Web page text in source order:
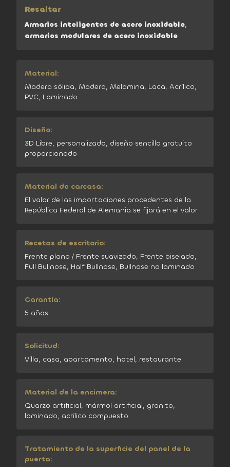
Resaltar
Armarios inteligentes de acero inoxidable,
armarios modulares de acero inoxidable
Material:
Madera sólida, Madera, Melamina, Laca, Acrílico,
PVC, Laminado
Diseño:
3D Libre, personalizado, diseño sencillo gratuito
proporcionado
Material de carcasa:
El valor de las importaciones procedentes de la
República Federal de Alemania se fijará en el valor
Recetas de escritorio:
Frente plano / Frente suavizado, Frente biselado,
Full Bullnose, Half Bullnose, Bullnose no laminado
Garantía:
5 años
Solicitud:
Villa, casa, apartamento, hotel, restaurante
Material de la encimera:
Quarzo artificial, mármol artificial, granito,
laminado, acrílico compuesto
Tratamiento de la superficie del panel de la
puerta: